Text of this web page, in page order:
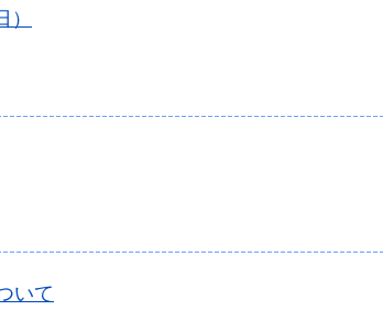
いて